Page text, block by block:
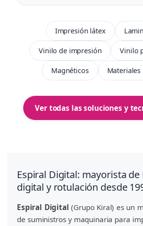
Impresión látex
Vinilo de impresión Vinilo
Magnéticos
Ver todas las soluciones y
Espiral Digital: mayorista
digital y rotulación desde
Espiral Digital (Grupo Kiral) es un
de suministros y maquinaria para